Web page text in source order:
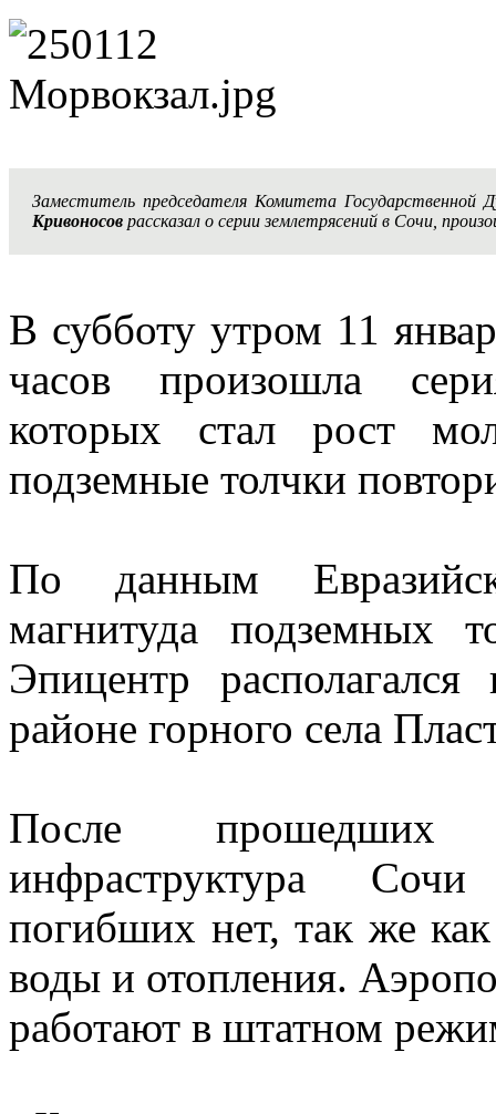
Заместитель председателя Комитета
Кривоносов рассказал о серии землетрясений в Сочи,
В субботу утром 11
часов произошла
которых стал рост
подземные толчки
По данным
магнитуда подземных
Эпицентр
районе горного села
После прошедших
инфраструктура
погибших нет, так же как
воды и отопления.
работают в штатном